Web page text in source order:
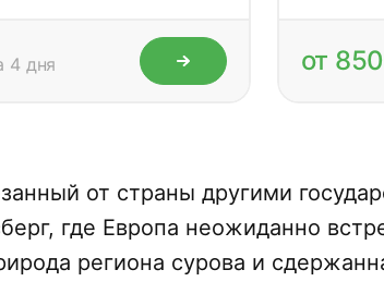
4 дня от
от страны другими
где Европа неожиданно
региона сурова и